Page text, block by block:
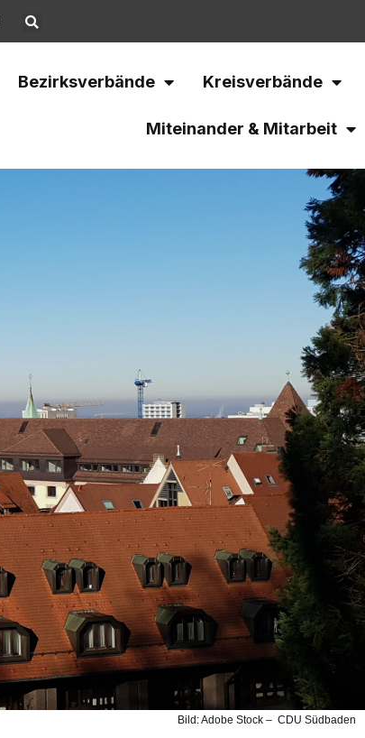
Bezirksverbände Kreisverbände
Miteinander & Mitarbeit
Bild: Adobe Stock – CDU Südbaden